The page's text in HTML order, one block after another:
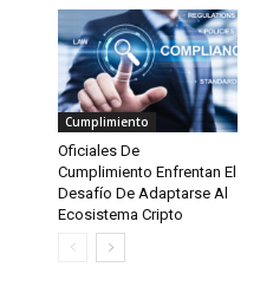
Cumplimiento
Oficiales De
Cumplimiento Enfrentan El
Desafío De Adaptarse Al
Ecosistema Cripto